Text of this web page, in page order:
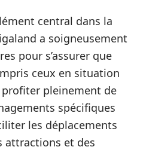
central dans la
a soigneusement
pour s’assurer que
ceux en situation
pleinement de
spécifiques
les déplacements
attractions et des